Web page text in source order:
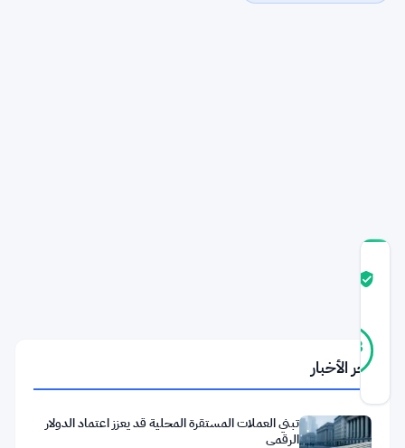
83
حقيقي
المؤسسات
آخر الأخبار
تبني العملات المستقرة المحلية قد يعزز اعتماد الدولار
الرقمي